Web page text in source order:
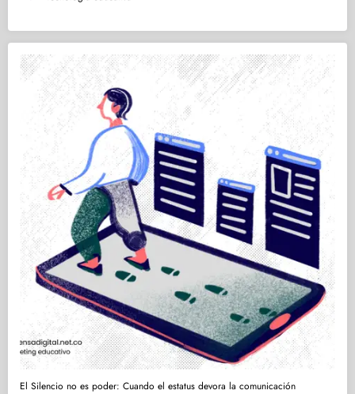
El Silencio no es poder: Cuando el estatus devora la comunicación